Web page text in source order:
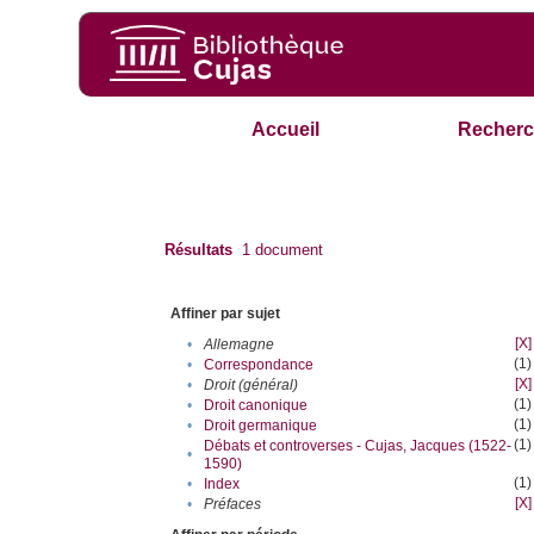
Accueil
Résultats 1 document
Affiner par sujet
•
Allemagne
[X]
•
Correspondance
(1)
•
Droit (général)
[X]
•
Droit canonique
(1)
•
Droit germanique
(1)
•
Débats et controverses - Cujas, Jacques (1522-
1590)
(1)
• Index
(1)
•
Préfaces
[X]